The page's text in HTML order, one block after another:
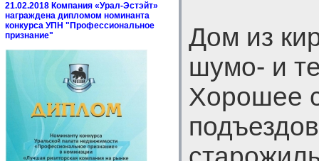
21.02.2018 Компания «Урал-Эстэйт»
награждена дипломом номинанта
конкурса УПН "Профессиональное
признание"
Дом из
шумо- и
Хорошее